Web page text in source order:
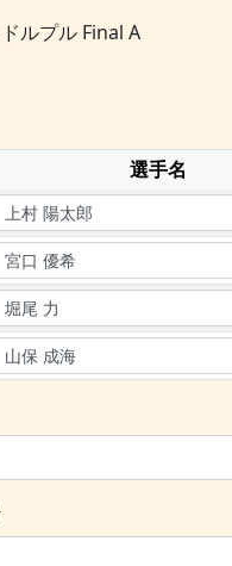
ルプル Final A
選手名